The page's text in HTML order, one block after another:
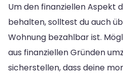
Um den finanziellen Aspekt
behalten, solltest du auch
Wohnung bezahlbar ist.
aus finanziellen Gründen
sicherstellen, dass deine